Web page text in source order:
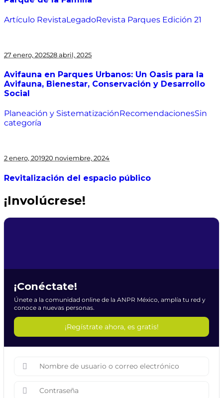
Artículo RevistaLegadoRevista Parques Edición 21
27 enero, 202528 abril, 2025
Avifauna en Parques Urbanos: Un Oasis para la
Avifauna, Bienestar, Conservación y Desarrollo
Social
Planeación y SistematizaciónRecomendacionesSin
categoría
2 enero, 201920 noviembre, 2024
Revitalización del espacio público
¡Involúcrese!
¡Conéctate!
Únete a la comunidad online de la ANPR México, amplía tu red y
conoce a nuevas personas.
¡Regístrate ahora, es gratis!